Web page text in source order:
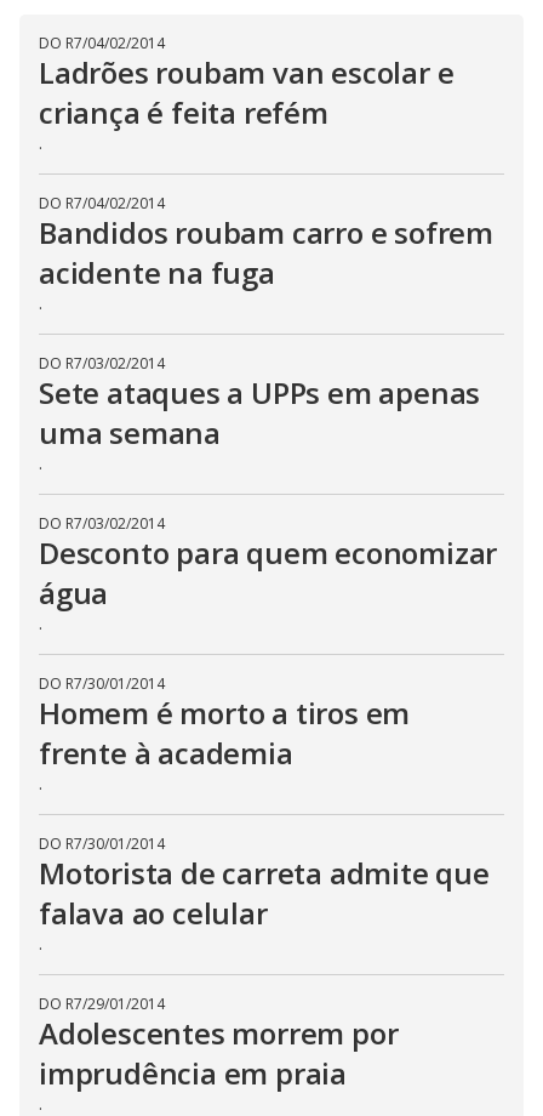
i
d
e
o
DO R7/04/02/2014
Ladrões roubam van escolar e
criança é feita refém
.
DO R7/04/02/2014
Bandidos roubam carro e sofrem
acidente na fuga
.
DO R7/03/02/2014
Sete ataques a UPPs em apenas
uma semana
.
DO R7/03/02/2014
Desconto para quem economizar
água
.
DO R7/30/01/2014
Homem é morto a tiros em
frente à academia
.
DO R7/30/01/2014
Motorista de carreta admite que
falava ao celular
.
DO R7/29/01/2014
Adolescentes morrem por
imprudência em praia
.